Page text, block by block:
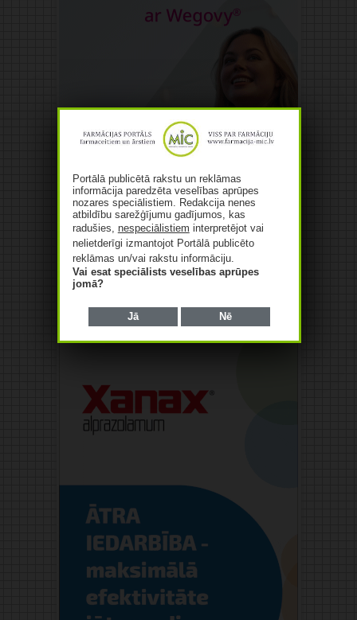
Reklāma
Portālā publicētā rakstu un reklāmas
informācija paredzēta veselības aprūpes
nozares speciālistiem. Redakcija nenes
atbildību sarežģījumu gadījumos, kas
radušies, nespeciālistiem interpretējot vai
nelietderīgi izmantojot Portālā publicēto
reklāmas un/vai rakstu informāciju.
Vai esat speciālists veselības aprūpes
jomā?
Jā Nē